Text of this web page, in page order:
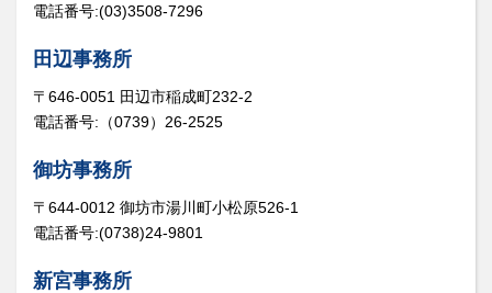
電話番号:(03)3508-7296
田辺事務所
〒646-0051 田辺市稲成町232-2
電話番号:（0739）26-2525
御坊事務所
〒644-0012 御坊市湯川町小松原526-1
電話番号:(0738)24-9801
新宮事務所